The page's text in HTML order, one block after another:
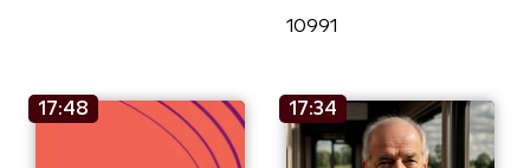
10991
17:48 17:34